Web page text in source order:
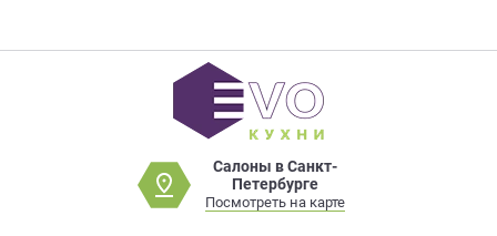
Салоны в Санкт-
Петербурге
Посмотреть на карте